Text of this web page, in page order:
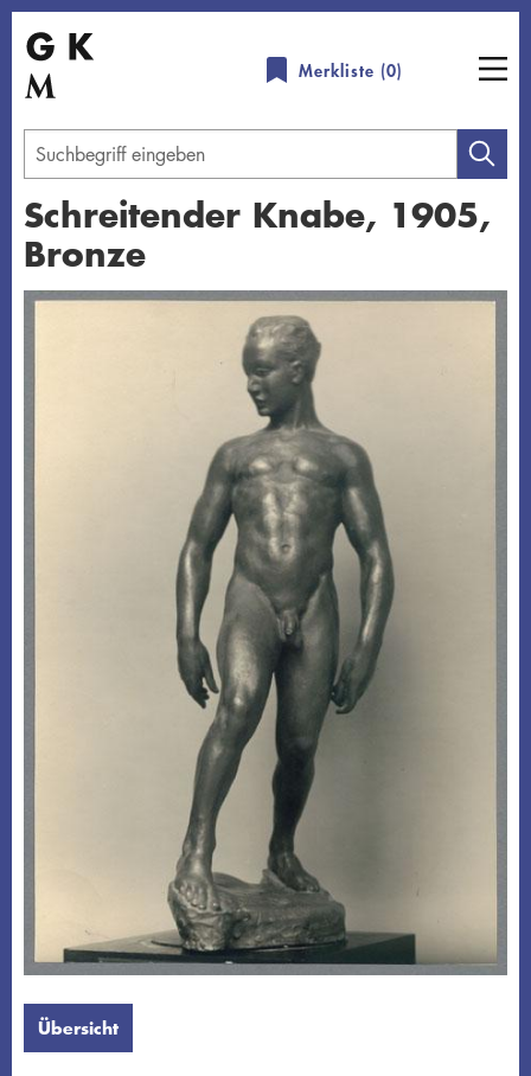
Direkt
zum
Inhalt
Merkliste (0)
Geben
Sie
einen
Suchbegriff
Schreitender Knabe, 1905,
Bronze
Übersicht